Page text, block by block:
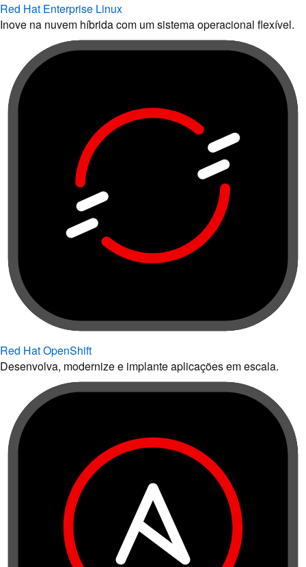
Red Hat Enterprise Linux
Inove na nuvem híbrida com um sistema operacional flexível.
Red Hat OpenShift
Desenvolva, modernize e implante aplicações em escala.